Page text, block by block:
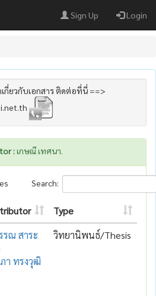
Sign Up Login
กี่ยวกับเอกสาร ติดต่อที่นี่ ==>
:เกษณี เทศนา.
Search:
Type
รณ สาระ
า ทรงวุฒิ
วิทยานิพนธ์/Thesis